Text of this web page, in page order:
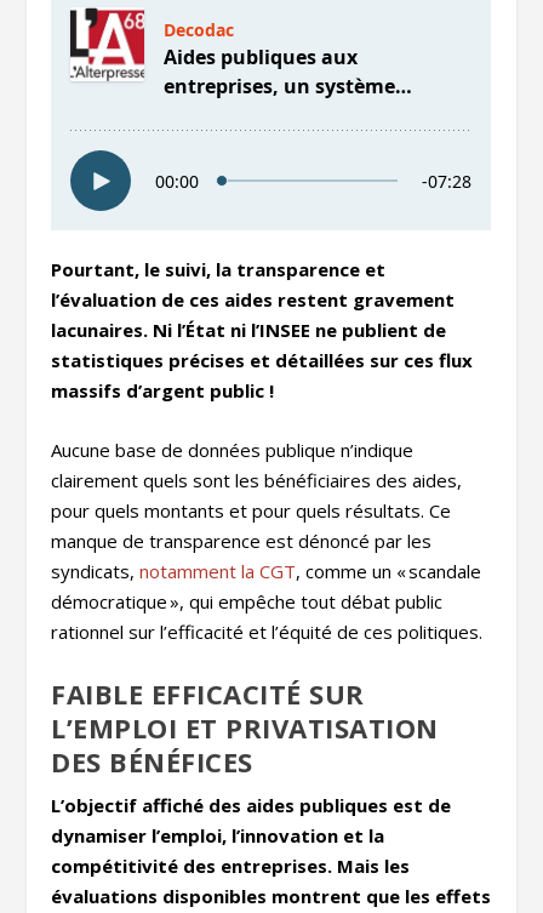
Pourtant, le suivi, la transparence et
l’évaluation de ces aides restent gravement
lacunaires. Ni l’État ni l’INSEE ne publient de
statistiques précises et détaillées sur ces flux
massifs d’argent public !
Aucune base de données publique n’indique
clairement quels sont les bénéficiaires des aides,
pour quels montants et pour quels résultats. Ce
manque de transparence est dénoncé par les
syndicats,notamment la CGT, comme un « scandale
démocratique », qui empêche tout débat public
rationnel sur l’efficacité et l’équité de ces politiques.
FAIBLE EFFICACITÉ SUR
L’EMPLOI ET PRIVATISATION
DES BÉNÉFICES
L’objectif affiché des aides publiques est de
dynamiser l’emploi, l’innovation et la
compétitivité des entreprises. Mais les
évaluations disponibles montrent que les effets